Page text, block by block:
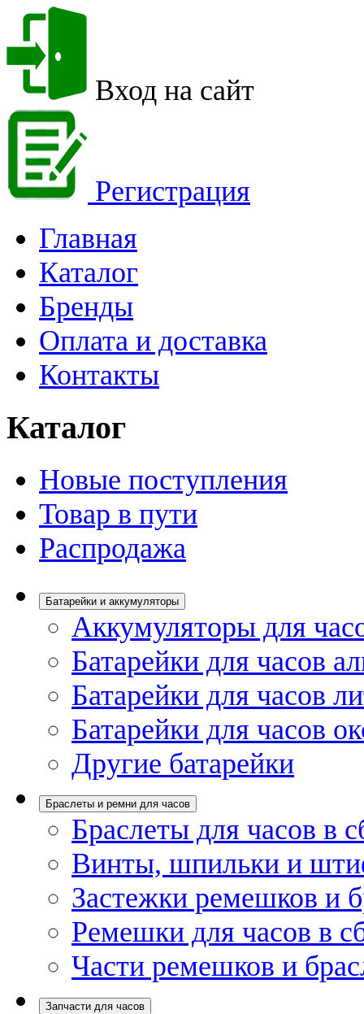
Вход на сайт
Регистрация
Главная
Каталог
Бренды
Оплата и доставка
Контакты
Каталог
Новые поступления
Товар в пути
Распродажа
Батарейки и аккумуляторы
Аккумуляторы для
Батарейки для часов
Батарейки для часов
Батарейки для часов
Другие батарейки
Браслеты и ремни для часов
Браслеты для часов в
Винты, шпильки и
Застежки ремешков и
Ремешки для часов в
Части ремешков и
Запчасти для часов